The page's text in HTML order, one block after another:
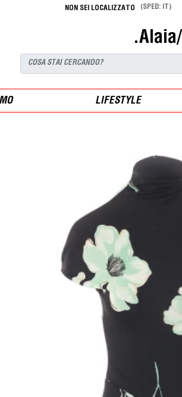
NON SEI LOCALIZZATO (SPED: IT)
.Alaia/
LIFESTYLE